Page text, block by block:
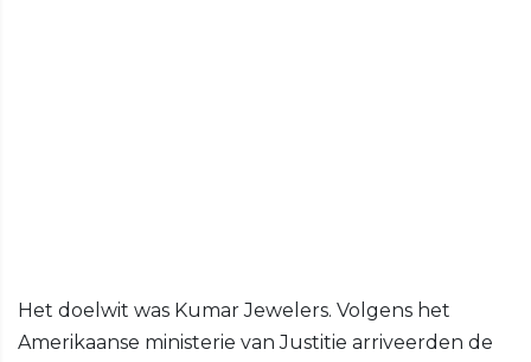
Het doelwit was Kumar Jewelers. Volgens het
Amerikaanse ministerie van Justitie arriveerden de